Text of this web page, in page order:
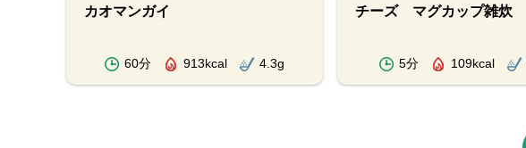
カオマンガイ
60分 913kcal 4.3g
チーズ マグカップ雑炊
5分 109kcal